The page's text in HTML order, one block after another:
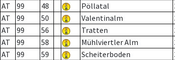
AT
99 48 Pöllatal
AT
99 50 Valentinalm
AT
99 56 Tratten
AT
99 58 Mühlviertler Alm
AT
99 59 Scheiterboden